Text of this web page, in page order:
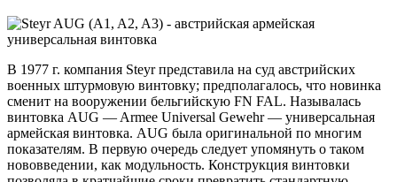
В 1977 г. компания Steyr представила на суд австрийских
военных штурмовую винтовку; предполагалось, что новинка
сменит на вооружении бельгийскую FN FAL. Называлась
винтовка AUG — Armee Universal Gewehr — универсальная
армейская винтовка. AUG была оригинальной по многим
показателям. В первую очередь следует упомянуть о таком
нововведении, как модульность. Конструкция винтовки